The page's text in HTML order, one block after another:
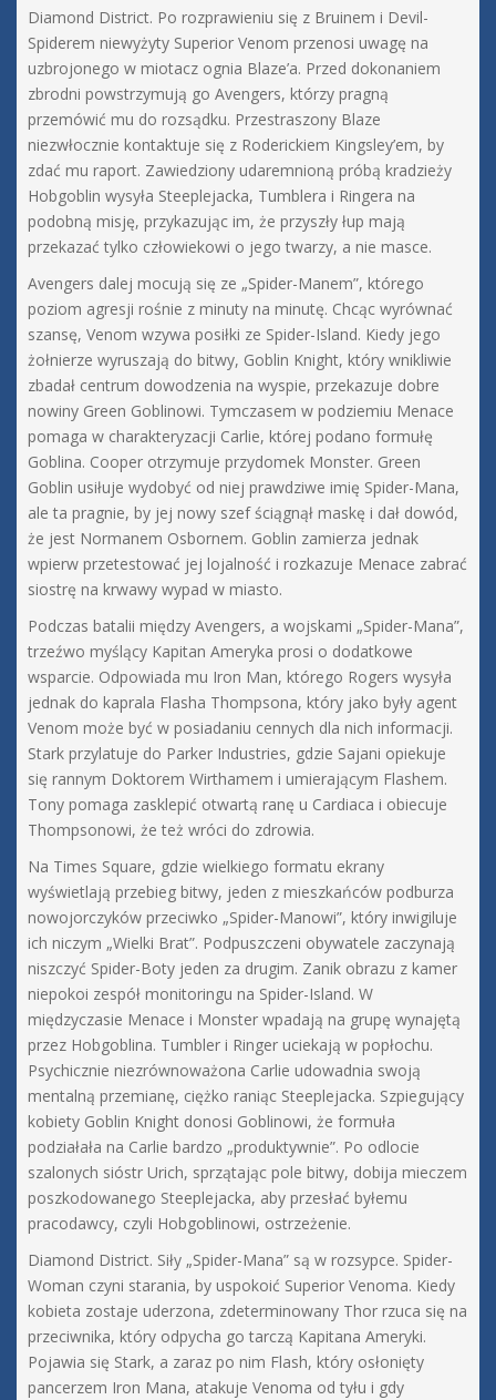
Diamond District. Po rozprawieniu się z Bruinem i Devil-
Spiderem niewyżyty Superior Venom przenosi uwagę na
uzbrojonego w miotacz ognia Blaze’a. Przed dokonaniem
zbrodni powstrzymują go Avengers, którzy pragną
przemówić mu do rozsądku. Przestraszony Blaze
niezwłocznie kontaktuje się z Roderickiem Kingsley’em, by
zdać mu raport. Zawiedziony udaremnioną próbą kradzieży
Hobgoblin wysyła Steeplejacka, Tumblera i Ringera na
podobną misję, przykazując im, że przyszły łup mają
przekazać tylko człowiekowi o jego twarzy, a nie masce.
Avengers dalej mocują się ze „Spider-Manem”, którego
poziom agresji rośnie z minuty na minutę. Chcąc wyrównać
szansę, Venom wzywa posiłki ze Spider-Island. Kiedy jego
żołnierze wyruszają do bitwy, Goblin Knight, który wnikliwie
zbadał centrum dowodzenia na wyspie, przekazuje dobre
nowiny Green Goblinowi. Tymczasem w podziemiu Menace
pomaga w charakteryzacji Carlie, której podano formułę
Goblina. Cooper otrzymuje przydomek Monster. Green
Goblin usiłuje wydobyć od niej prawdziwe imię Spider-Mana,
ale ta pragnie, by jej nowy szef ściągnął maskę i dał dowód,
że jest Normanem Osbornem. Goblin zamierza jednak
wpierw przetestować jej lojalność i rozkazuje Menace zabrać
siostrę na krwawy wypad w miasto.
Podczas batalii między Avengers, a wojskami „Spider-Mana”,
trzeźwo myślący Kapitan Ameryka prosi o dodatkowe
wsparcie. Odpowiada mu Iron Man, którego Rogers wysyła
jednak do kaprala Flasha Thompsona, który jako były agent
Venom może być w posiadaniu cennych dla nich informacji.
Stark przylatuje do Parker Industries, gdzie Sajani opiekuje
się rannym Doktorem Wirthamem i umierającym Flashem.
Tony pomaga zasklepić otwartą ranę u Cardiaca i obiecuje
Thompsonowi, że też wróci do zdrowia.
Na Times Square, gdzie wielkiego formatu ekrany
wyświetlają przebieg bitwy, jeden z mieszkańców podburza
nowojorczyków przeciwko „Spider-Manowi”, który inwigiluje
ich niczym „Wielki Brat”. Podpuszczeni obywatele zaczynają
niszczyć Spider-Boty jeden za drugim. Zanik obrazu z kamer
niepokoi zespół monitoringu na Spider-Island. W
międzyczasie Menace i Monster wpadają na grupę wynajętą
przez Hobgoblina. Tumbler i Ringer uciekają w popłochu.
Psychicznie niezrównoważona Carlie udowadnia swoją
mentalną przemianę, ciężko raniąc Steeplejacka. Szpiegujący
kobiety Goblin Knight donosi Goblinowi, że formuła
podziałała na Carlie bardzo „produktywnie”. Po odlocie
szalonych sióstr Urich, sprzątając pole bitwy, dobija mieczem
poszkodowanego Steeplejacka, aby przesłać byłemu
pracodawcy, czyli Hobgoblinowi, ostrzeżenie.
Diamond District. Siły „Spider-Mana” są w rozsypce. Spider-
Woman czyni starania, by uspokoić Superior Venoma. Kiedy
kobieta zostaje uderzona, zdeterminowany Thor rzuca się na
przeciwnika, który odpycha go tarczą Kapitana Ameryki.
Pojawia się Stark, a zaraz po nim Flash, który osłonięty
pancerzem Iron Mana, atakuje Venoma od tyłu i gdy